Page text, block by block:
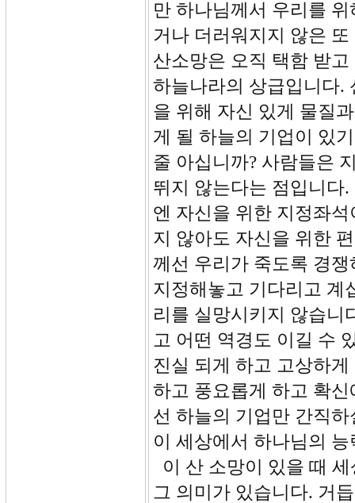
만 하나님께서 우리를
거나 더러워지지 않은
산소망은 오직 택함 받
하늘나라의 상급입니다.
을 위해 자신 있게 물질
게 될 하늘의 기업이 있
줄 아십니까? 사람들은
뛰지 않는다는 점입니다
엔 자신을 위한 지정좌
지 않아도 자신을 위한
께선 우리가 죽도록 경
지정해놓고 기다리고 계
리를 실망시키지 않습니
고 어떤 역경도 이길 수
진실 되게 하고 고상하
하고 풍요롭게 하고 확
선 하늘의 기업만 간직
이 세상에서 하나님의
이 산 소망이 있을 때
그 의미가 있습니다. 거